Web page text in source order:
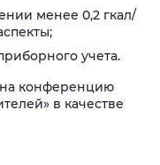
менее 0,2 гкал/
учета.
на конференцию
в качестве